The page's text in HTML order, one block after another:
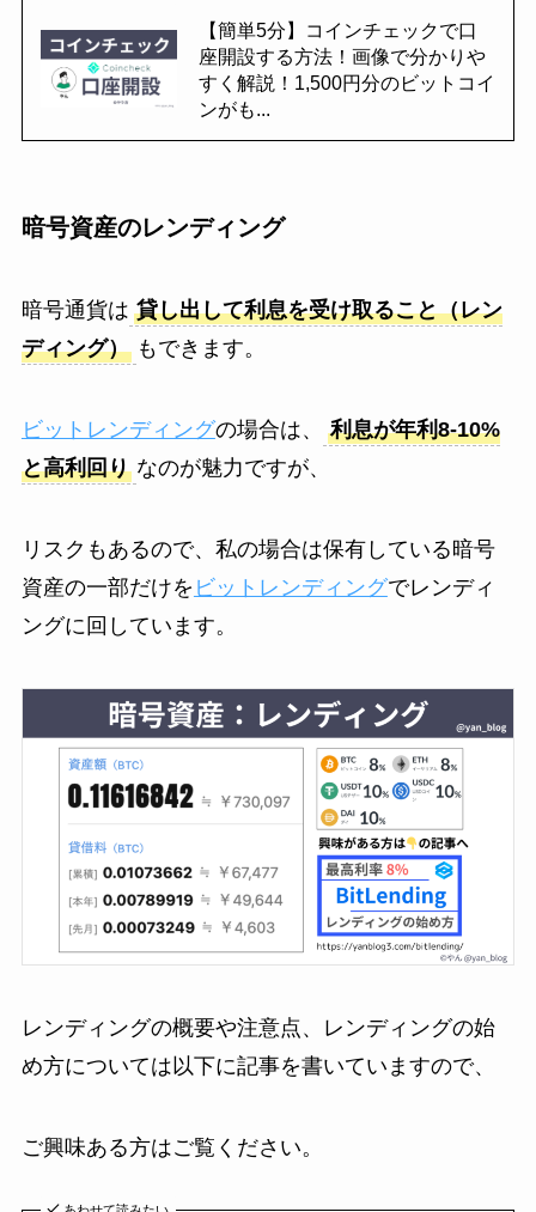
【簡単5分】コインチェックで口
座開設する方法！画像で分かりや
すく解説！1,500円分のビットコイ
ンがも...
暗号資産のレンディング
暗号通貨は 貸し出して利息を受け取ること（レン
ディング） もできます。
ビットレンディングの場合は、
利息が年利8-10%
と高利回り なのが魅力ですが、
リスクもあるので、私の場合は保有している暗号
資産の一部だけを ビットレンディングでレンディ
ングに回しています。
レンディングの概要や注意点、レンディングの始
め方については以下に記事を書いていますので、
ご興味ある方はご覧ください。